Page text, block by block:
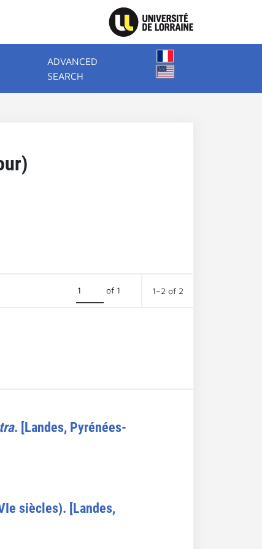
ADVANCED
SEARCH
of 1 1–2 of 2
. [Landes, Pyrénées-
siècles). [Landes,